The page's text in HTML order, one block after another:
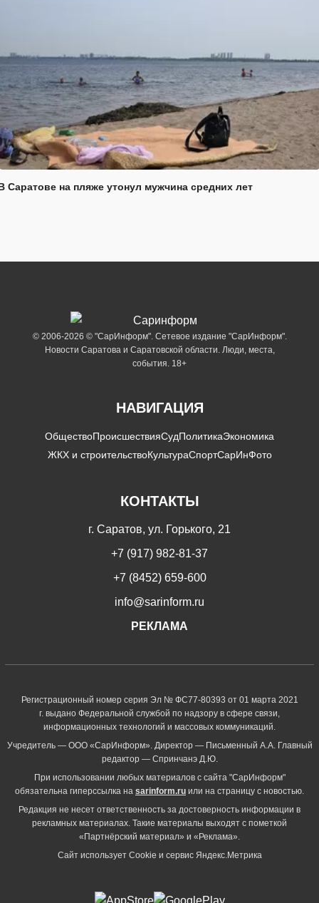
Саратове на пляже утонул мужчина средних лет
© 2006-2026 © "СарИнформ". Сетевое издание "СарИнформ".
Новости Саратова и Саратовской области. Люди, места,
события. 18+
НАВИГАЦИЯ
ОбществоПроисшествияСудПолитикаЭкономика
ЖКХ и строительствоКультураСпортСарИнФото
КОНТАКТЫ
г. Саратов, ул. Горького, 21
+7 (917) 982-81-37
+7 (8452) 659-600
info@sarinform.ru
РЕКЛАМА
Регистрационный номер серия Эл № ФС77-80393 от 01 марта 2021
г. выдано Федеральной службой по надзору в сфере связи,
информационных технологий и массовых коммуникаций.
Учредитель — ООО «СарИнформ». Директор — Письменный А.А. Главный
редактор — Спринчанэ Д.Ю.
При использовании любых материалов с сайта "СарИнформ"
обязательна гиперссылка на sarinform.ru или на страницу с новостью.
Редакция не несет ответственность за достоверность информации в
рекламных материалах. Такие материалы выходят с пометкой
«Партнёрский материал» и «Реклама».
Сайт использует Cookie и сервиc Яндекс.Метрика